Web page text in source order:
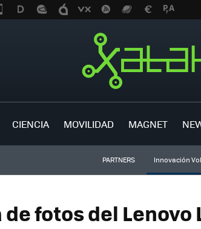
CIENCIA MOVILIDAD MAGNET
PARTNERS Innovación
fotos del